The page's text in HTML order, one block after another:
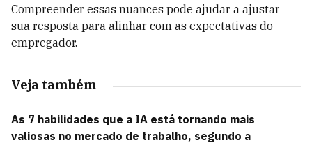
Compreender essas nuances pode ajudar a ajustar
sua resposta para alinhar com as expectativas do
empregador.
Veja também
As 7 habilidades que a IA está tornando mais
valiosas no mercado de trabalho, segundo a